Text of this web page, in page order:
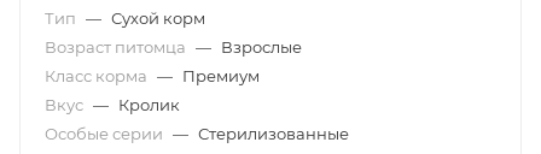
Тип — Сухой корм
Возраст питомца — Взрослые
Класс корма — Премиум
Вкус — Кролик
Особые серии — Стерилизованные